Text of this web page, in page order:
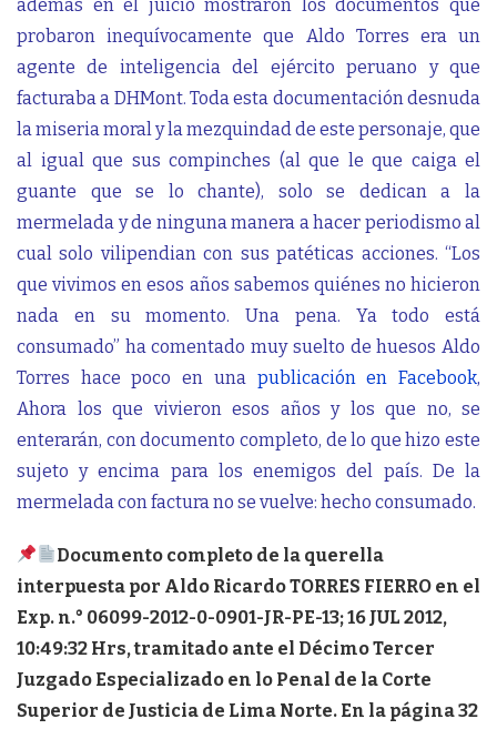
además en el juicio mostraron los documentos que
probaron inequívocamente que Aldo Torres era un
agente de inteligencia del ejército peruano y que
facturaba a DHMont. Toda esta documentación desnuda
la miseria moral y la mezquindad de este personaje, que
al igual que sus compinches (al que le que caiga el
guante que se lo chante), solo se dedican a la
mermelada y de ninguna manera a hacer periodismo al
cual solo vilipendian con sus patéticas acciones. “Los
que vivimos en esos años sabemos quiénes no hicieron
nada en su momento. Una pena. Ya todo está
consumado” ha comentado muy suelto de huesos Aldo
Torres hace poco en una publicación en Facebook,
Ahora los que vivieron esos años y los que no, se
enterarán, con documento completo, de lo que hizo este
sujeto y encima para los enemigos del país. De la
mermelada con factura no se vuelve: hecho consumado.
Documento completo de la querella
interpuesta por Aldo Ricardo TORRES FIERRO en el
Exp. n.° 06099-2012-0-0901-JR-PE-13; 16 JUL 2012,
10:49:32 Hrs, tramitado ante el Décimo Tercer
Juzgado Especializado en lo Penal de la Corte
Superior de Justicia de Lima Norte. En la página 32